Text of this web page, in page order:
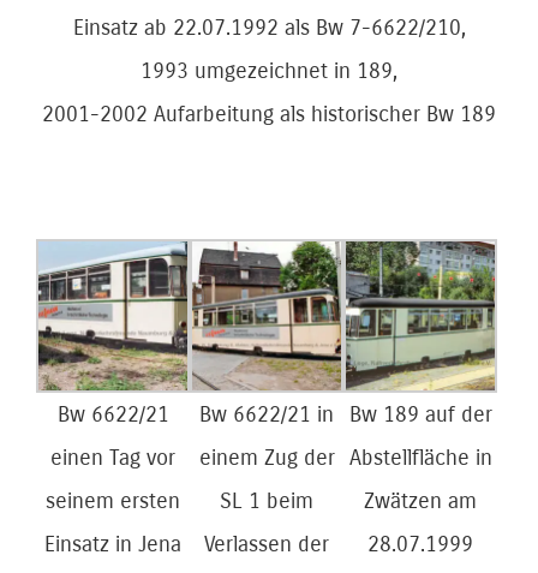
Einsatz ab 22.07.1992 als Bw 7-6622/210,
1993 umgezeichnet in 189,
2001-2002 Aufarbeitung als historischer Bw 189
Bw 6622/21
einen Tag vor
seinem ersten
Einsatz in Jena
Bw 6622/21 in
einem Zug der
SL 1 beim
Verlassen der
Bw 189 auf der
Abstellfläche in
Zwätzen am
28.07.1999